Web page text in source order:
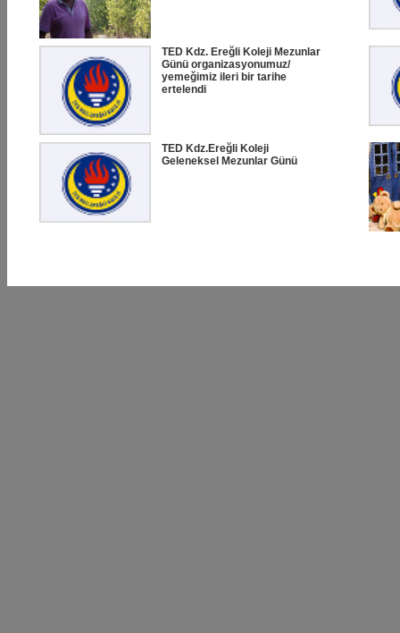
TED Kdz. Ereğli Koleji Mezunlar
Günü organizasyonumuz/
yemeğimiz ileri bir tarihe
ertelendi
TED Kdz.Ereğli Koleji
Geleneksel Mezunlar Günü